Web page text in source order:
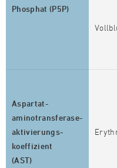
Phosphat (P5P)
Aspartat-
aminotransferase-
aktivierungs-
koeffizient
(AST)